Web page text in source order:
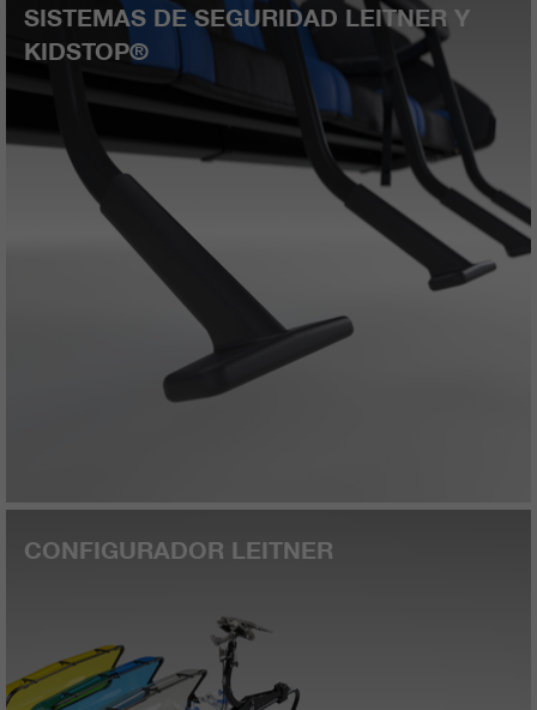
SISTEMAS DE SEGURIDAD LEITNER Y
KIDSTOP®
CONFIGURADOR LEITNER